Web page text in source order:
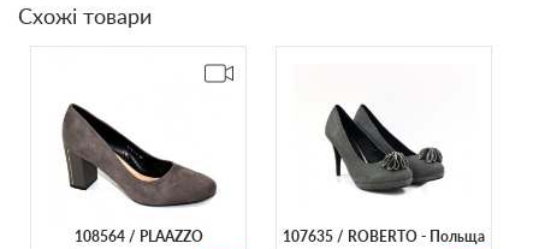
Схожі товари
108564
PLAAZZO
107635
ROBERTO - Польща